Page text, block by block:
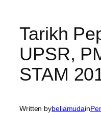
Tarikh
UPSR,
STAM
Written bybeliamudain